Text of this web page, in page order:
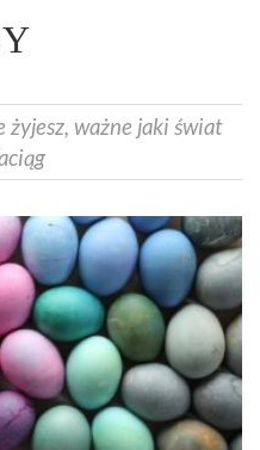
ważne jaki świat